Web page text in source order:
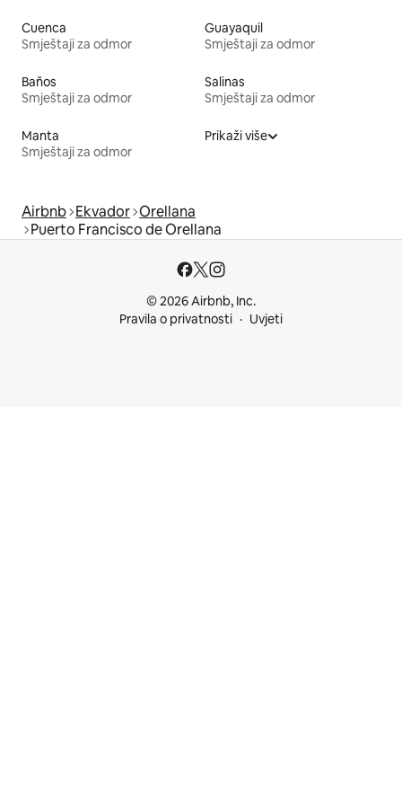
Cuenca
Smještaji za odmor
Guayaquil
Smještaji za odmor
Baños
Smještaji za odmor
Salinas
Smještaji za odmor
Manta
Smještaji za odmor
Prikaži više
Airbnb Ekvador Orellana
Puerto Francisco de Orellana
© 2026 Airbnb, Inc.
Pravila o privatnosti
Uvjeti